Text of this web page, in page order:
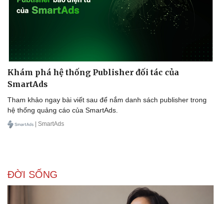
Làm đẹp - giảm cân
Phòng mạch online
Khám phá hệ thống Publisher đối tác của
SmartAds
Tham khảo ngay bài viết sau để nắm danh sách publisher trong
hệ thống quảng cáo của SmartAds.
| SmartAds
ĐỜI SỐNG